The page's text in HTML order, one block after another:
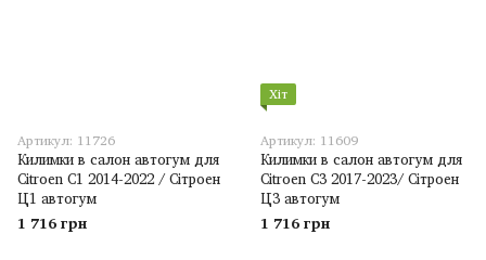
Артикул: 11726
Килимки в салон автогум для
Citroen C1 2014-2022 / Сітроен
Ц1 автогум
1 716 грн
Хіт
Артикул: 11609
Килимки в салон автогум для
Citroen C3 2017-2023/ Сітроен
Ц3 автогум
1 716 грн